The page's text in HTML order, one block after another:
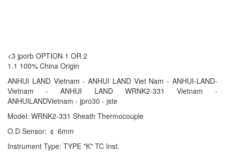
<3 jporb OPTION 1 OR 2
1.1 100% China Origin
ANHUI LAND Vietnam - ANHUI LAND Viet Nam - ANHUI-LAND-
Vietnam - ANHUI LAND WRNK2-331 Vietnam -
ANHUILANDVietnam - jpro30 - jste
Model: WRNK2-331 Sheath Thermocouple
O.D Sensor: ￠ 6mm
Instrument Type: TYPE "K" TC Inst.